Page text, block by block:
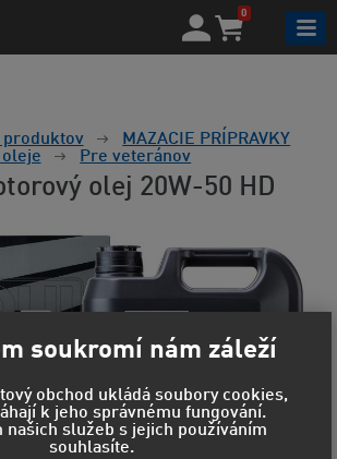
0
produktov
MAZACIE PRÍPRAVKY
oleje
Pre veteránov
olej 20W-50 HD
soukromí nám záleží
obchod ukládá soubory cookies,
k jeho správnému fungování.
našich služeb s jejich používáním
souhlasíte.